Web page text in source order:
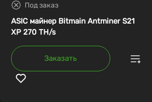
Под заказ
ASIC майнер Bitmain Antminer S21
XP 270 TH/s
Заказать